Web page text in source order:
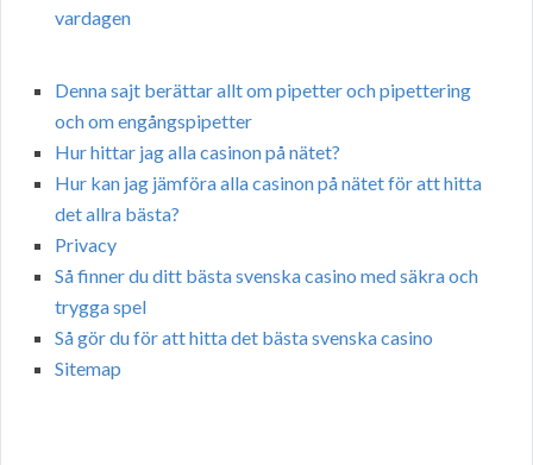
vardagen
Denna sajt berättar allt om pipetter och pipettering
och om engångspipetter
Hur hittar jag alla casinon på nätet?
Hur kan jag jämföra alla casinon på nätet för att hitta
det allra bästa?
Privacy
Så finner du ditt bästa svenska casino med säkra och
trygga spel
Så gör du för att hitta det bästa svenska casino
Sitemap